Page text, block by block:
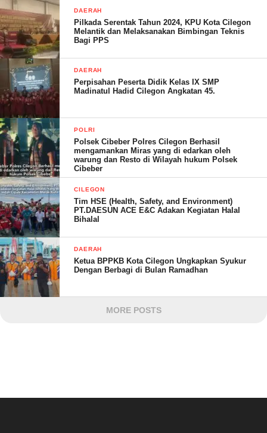
DAERAH
Pilkada Serentak Tahun 2024, KPU Kota Cilegon
Melantik dan Melaksanakan Bimbingan Teknis
Bagi PPS
DAERAH
Perpisahan Peserta Didik Kelas IX SMP
Madinatul Hadid Cilegon Angkatan 45.
POLRI
Polsek Cibeber Polres Cilegon Berhasil
mengamankan Miras yang di edarkan oleh
warung dan Resto di Wilayah hukum Polsek
Cibeber
CILEGON
Tim HSE (Health, Safety, and Environment)
PT.DAESUN ACE E&C Adakan Kegiatan Halal
Bihalal
DAERAH
Ketua BPPKB Kota Cilegon Ungkapkan Syukur
Dengan Berbagi di Bulan Ramadhan
MORE POSTS